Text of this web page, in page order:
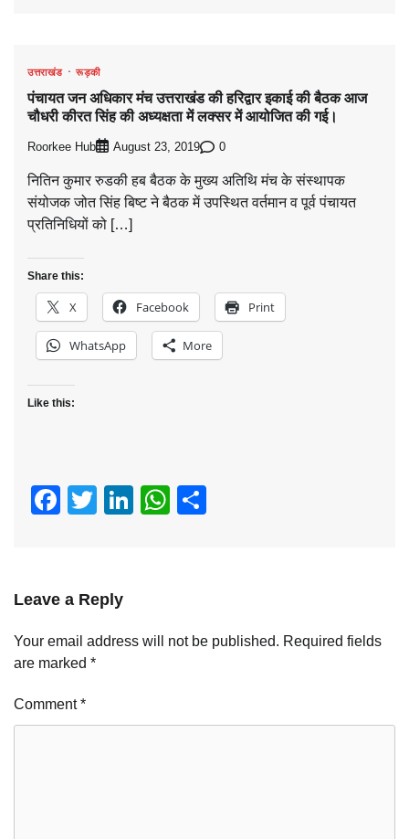
उत्तराखंड रूड़की
पंचायत जन अधिकार मंच उत्तराखंड की हरिद्वार इकाई की बैठक आज
चौधरी कीरत सिंह की अध्यक्षता में लक्सर में आयोजित की गई।
Roorkee Hub August 23, 2019 0
नितिन कुमार रुडकी हब बैठक के मुख्य अतिथि मंच के संस्थापक
संयोजक जोत सिंह बिष्ट ने बैठक में उपस्थित वर्तमान व पूर्व पंचायत
प्रतिनिधियों को […]
Share this:
X Facebook Print
WhatsApp More
Like this:
Facebook
TwitterLinkedIn
WhatsApp
Leave a Reply
Your email address will not be published. Required fields
are marked *
Comment*